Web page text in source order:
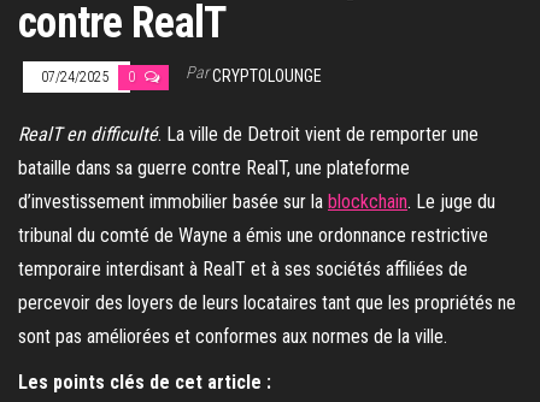
contre RealT
07/24/2025 0 ParCRYPTOLOUNGE
RealT en difficulté. La ville de Detroit vient de remporter une
bataille dans sa guerre contre RealT, une plateforme
d’investissement immobilier basée sur la blockchain. Le juge du
tribunal du comté de Wayne a émis une ordonnance restrictive
temporaire interdisant à RealT et à ses sociétés affiliées de
percevoir des loyers de leurs locataires tant que les propriétés ne
sont pas améliorées et conformes aux normes de la ville.
Les points clés de cet article :